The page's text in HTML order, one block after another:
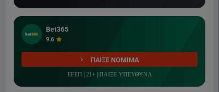
Bet365
9.6
ΠΑΙΞΕ ΝΟΜΙΜΑ
ΕΕΕΠ | 21+ | ΠΑΙΞΕ ΥΠΕΥΘΥΝΑ